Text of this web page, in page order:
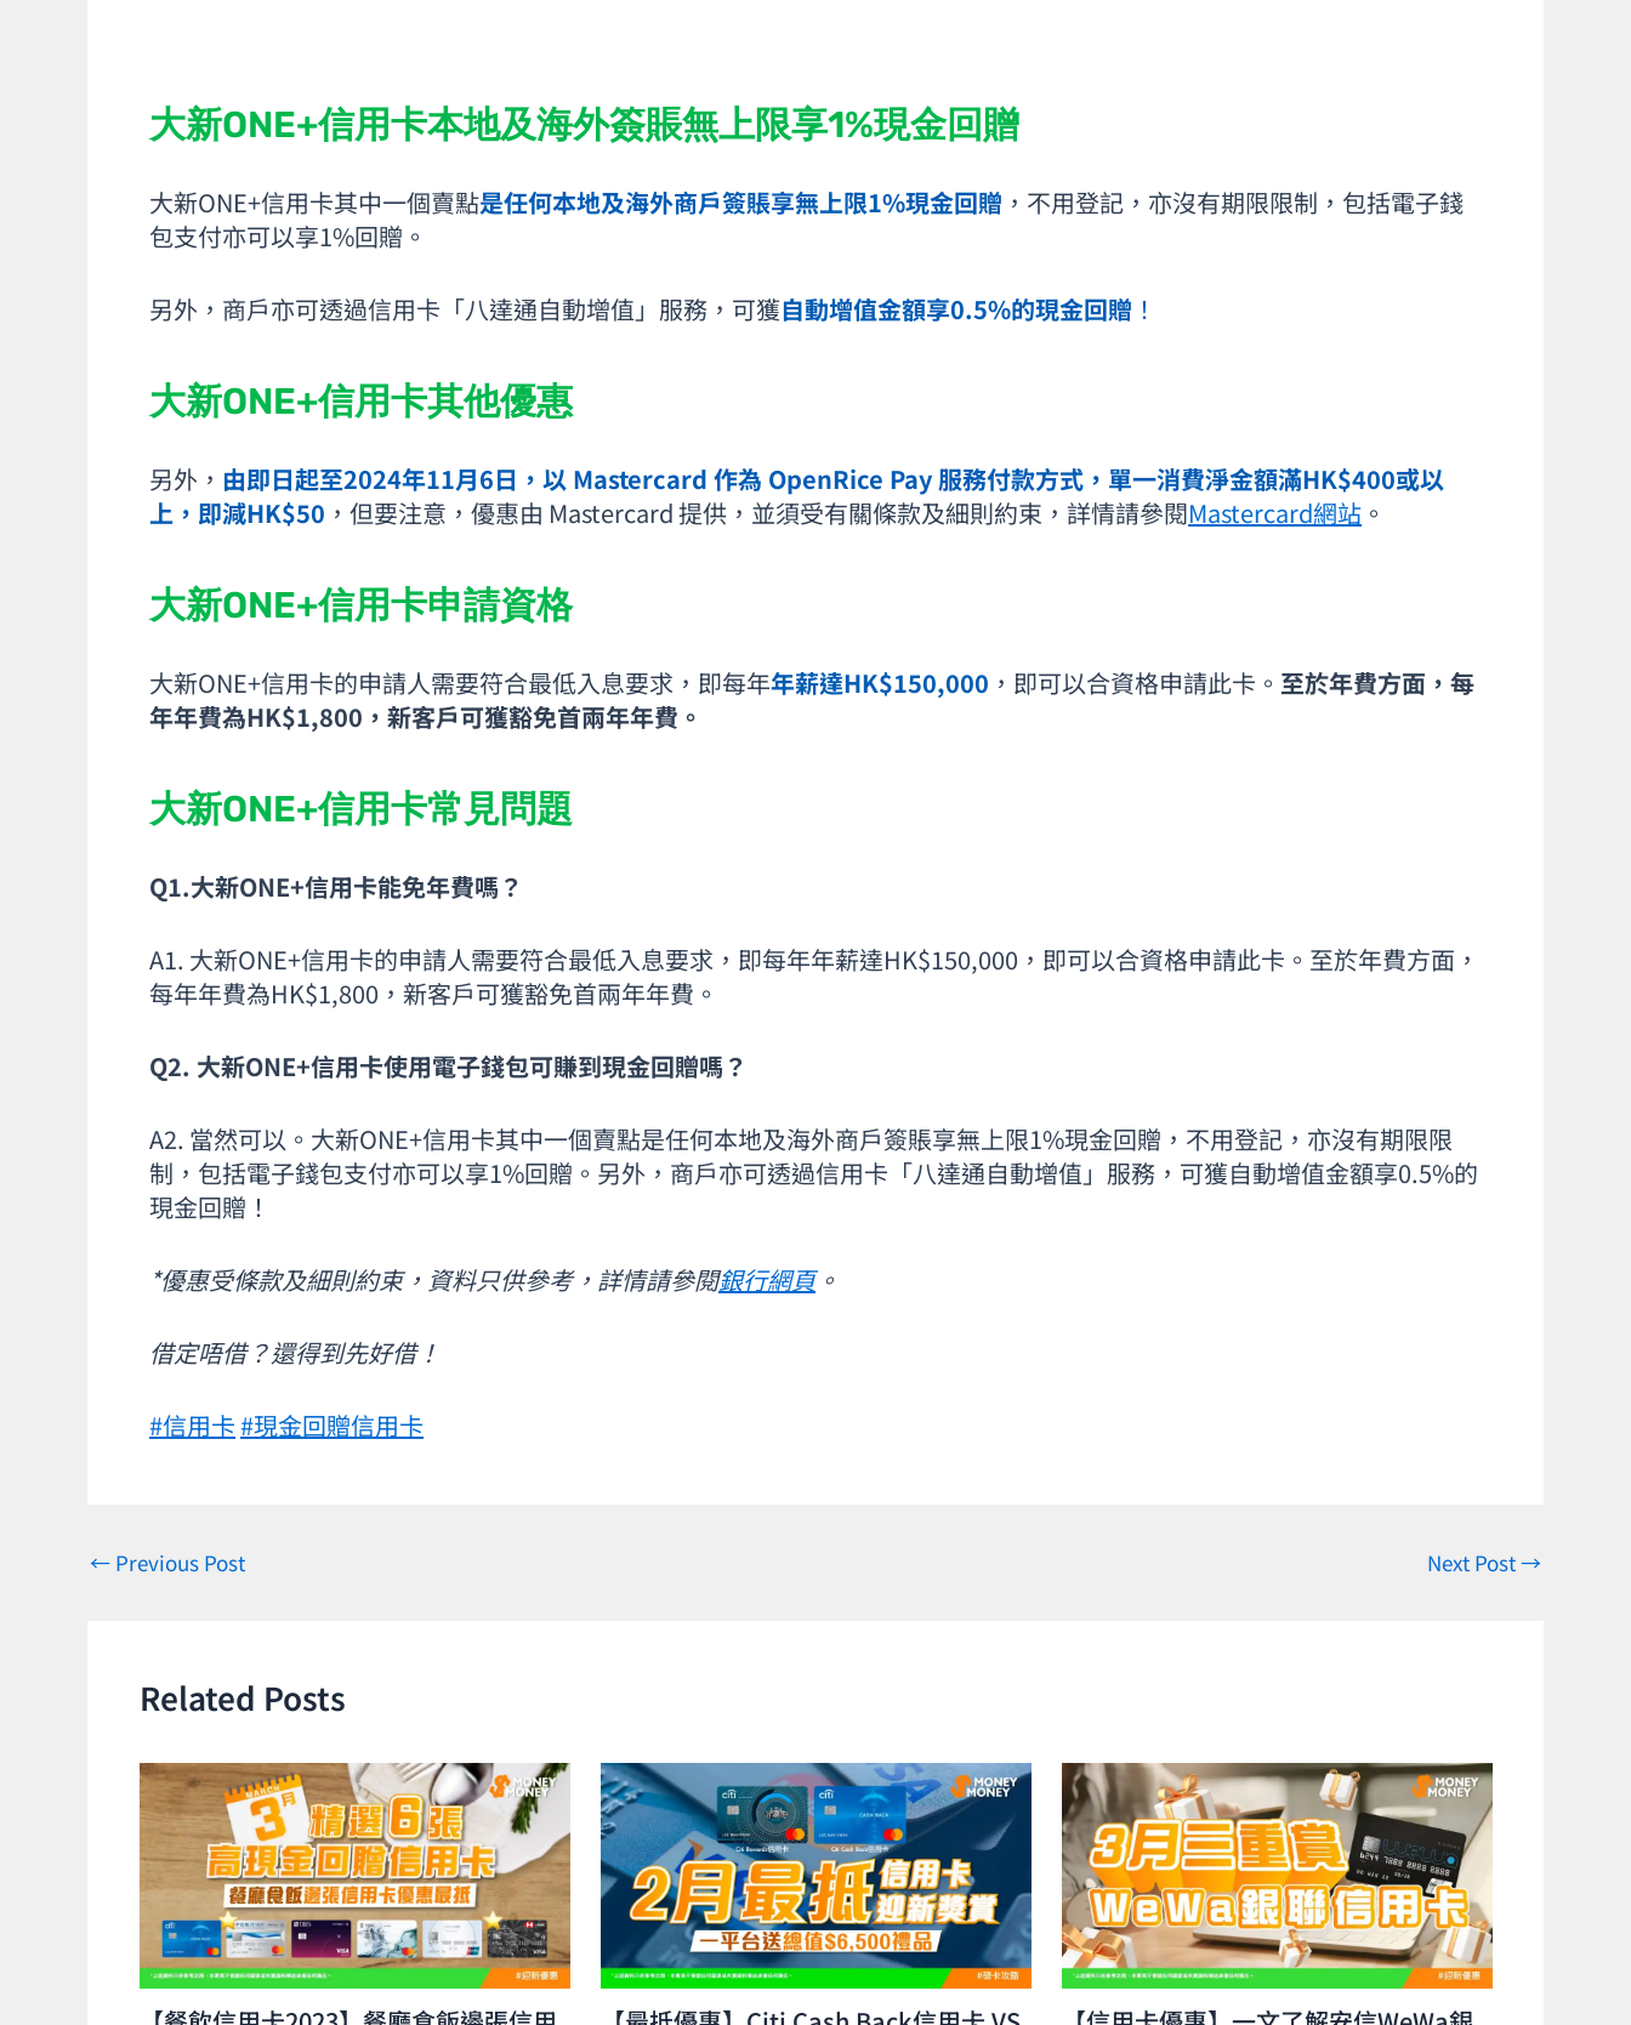
大新ONE+信用卡本地及海外簽賬無上限享1%現金回贈
大新ONE+信用卡其中一個賣點是任何本地及海外商戶簽賬享無上限1%現金回贈 ，不用登記，亦沒有期限限制，包括電子錢
包支付亦可以享1%回贈。
另外，商戶亦可透過信用卡「八達通自動增值」服務，可獲自動增值金額享0.5%的現金回贈 ！
大新ONE+信用卡其他優惠
另外， 由即日起至2024年11月6日，以 Mastercard 作為 OpenRice Pay 服務付款方式，單一消費淨金額滿HK$400或以
上，即減HK$50 ，但要注意，優惠由 Mastercard 提供，並須受有關條款及細則約束，詳情請參閱Mastercard網站 。
大新ONE+信用卡申請資格
大新ONE+信用卡的申請人需要符合最低入息要求，即每年年薪達HK$150,000 ，即可以合資格申請此卡。 至於年費方面，每
年年費為HK$1,800，新客戶可獲豁免首兩年年費。
大新ONE+信用卡常見問題
Q1.大新ONE+信用卡能免年費嗎？
A1. 大新ONE+信用卡的申請人需要符合最低入息要求，即每年年薪達HK$150,000，即可以合資格申請此卡。至於年費方面，
每年年費為HK$1,800，新客戶可獲豁免首兩年年費。
Q2. 大新ONE+信用卡使用電子錢包可賺到現金回贈嗎？
A2. 當然可以。大新ONE+信用卡其中一個賣點是任何本地及海外商戶簽賬享無上限1%現金回贈，不用登記，亦沒有期限限
制，包括電子錢包支付亦可以享1%回贈。另外，商戶亦可透過信用卡「八達通自動增值」服務，可獲自動增值金額享0.5%的
現金回贈！
*優惠受條款及細則約束，資料只供參考，詳情請參閱銀行網頁。
借定唔借？還得到先好借！
#信用卡#現金回贈信用卡
← Previous Post Next Post→
Related Posts